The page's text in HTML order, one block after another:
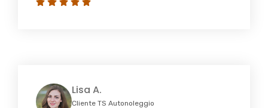
Lisa A.
Cliente TS Autonoleggio